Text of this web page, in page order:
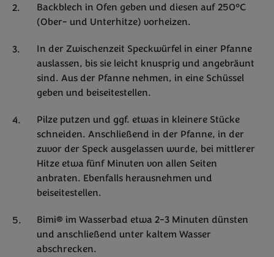
Backblech in Ofen geben und diesen auf 250°C
(Ober- und Unterhitze) vorheizen.
In der Zwischenzeit Speckwürfel in einer Pfanne
auslassen, bis sie leicht knusprig und angebräunt
sind. Aus der Pfanne nehmen, in eine Schüssel
geben und beiseitestellen.
Pilze putzen und ggf. etwas in kleinere Stücke
schneiden. Anschließend in der Pfanne, in der
zuvor der Speck ausgelassen wurde, bei mittlerer
Hitze etwa fünf Minuten von allen Seiten
anbraten. Ebenfalls herausnehmen und
beiseitestellen.
Bimi® im Wasserbad etwa 2-3 Minuten dünsten
und anschließend unter kaltem Wasser
abschrecken.